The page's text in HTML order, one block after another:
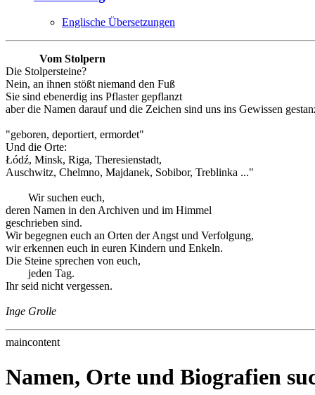
Englische Übersetzungen
Vom Stolpern
Die Stolpersteine?
Nein, an ihnen stößt niemand den Fuß
Sie sind ebenerdig ins Pflaster gepflanzt
aber die Namen darauf und die Zeichen sind uns ins Gewissen
"geboren, deportiert, ermordet"
Und die Orte:
Łódź, Minsk, Riga, Theresienstadt,
Auschwitz, Chelmno, Majdanek, Sobibor, Treblinka ..."
Wir suchen euch,
deren Namen in den Archiven und im Himmel
geschrieben sind.
Wir begegnen euch an Orten der Angst und Verfolgung,
wir erkennen euch in euren Kindern und Enkeln.
Die Steine sprechen von euch,
jeden Tag.
Ihr seid nicht vergessen.
Inge Grolle
maincontent
Namen, Orte und Biografien